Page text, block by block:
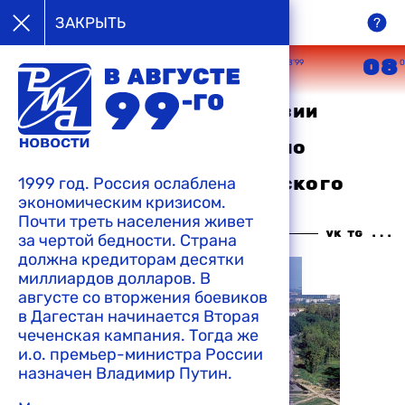
в августе
99-го
05 08’99 06 08’99 08
Премьер-министр Малайзии
посетит Хабаровск и
Комсомольск-на-Амуре по
администрации Хабаровского
края
11:39 11-08-1999
ЗАКРЫТЬ
1999 год. Россия ослаблена
экономическим кризисом.
Почти треть населения живет
за чертой бедности. Страна
должна кредиторам десятки
миллиардов долларов. В
августе со вторжения боевиков
в Дагестан начинается Вторая
чеченская кампания. Тогда же
и.о. премьер-министра России
назначен Владимир Путин.